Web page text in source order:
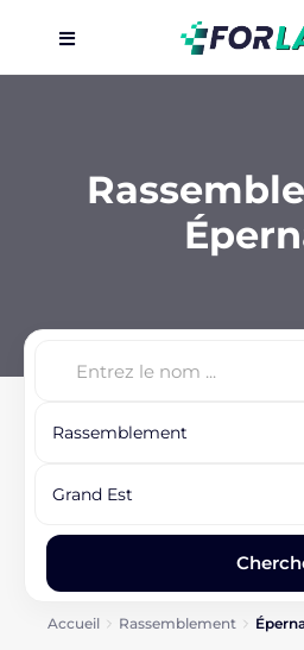
Localisation
Accueil Rassemblement